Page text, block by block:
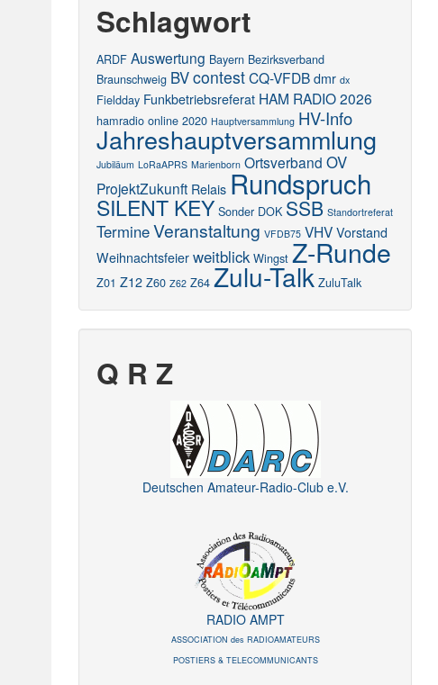
Schlagwort
ARDF Auswertung Bayern Bezirksverband
Braunschweig BVcontestCQ-VFDB dmr dx
Fieldday Funkbetriebsreferat HAM RADIO 2026
hamradio online 2020 Hauptversammlung HV-Info
Jahreshauptversammlung
Jubiläum LoRaAPRS Marienborn Ortsverband OV
ProjektZukunft Relais Rundspruch
SILENT KEY Sonder DOK SSB Standortreferat
TermineVeranstaltung VFDB75 VHV Vorstand
Weihnachtsfeier weitblick Wingst Z-Runde
Z01 Z12 Z60 Z62 Z64 Zulu-Talk ZuluTalk
Q R Z
Deutschen Amateur-Radio-Club e.V.
RADIO AMPT
ASSOCIATION des RADIOAMATEURS
POSTIERS & TELECOMMUNICANTS